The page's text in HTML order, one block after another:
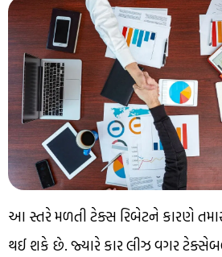
આ સ્તરે મળતી ટેક્સ રિબેટને કારણે
થઈ શકે છે. જ્યારે કાર લીઝ વગર